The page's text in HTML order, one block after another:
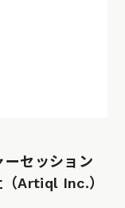
ーセッション
（Artiql Inc.）